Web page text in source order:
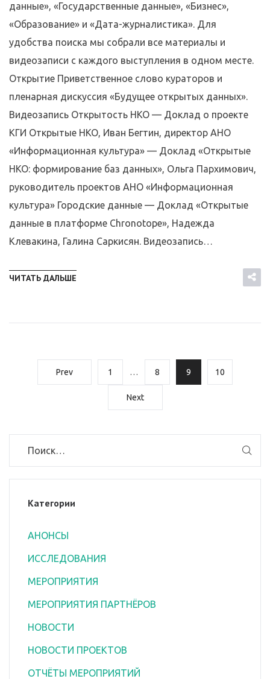
данные», «Государственные данные», «Бизнес»,
«Образование» и «Дата-журналистика». Для
удобства поиска мы собрали все материалы и
видеозаписи с каждого выступления в одном месте.
Открытие Приветственное слово кураторов и
пленарная дискуссия «Будущее открытых данных».
Видеозапись Открытость НКО — Доклад о проекте
КГИ Открытые НКО, Иван Бегтин, директор АНО
«Информационная культура» — Доклад «Открытые
НКО: формирование баз данных», Ольга Пархимович,
руководитель проектов АНО «Информационная
культура» Городские данные — Доклад «Открытые
данные в платформе Chronotope», Надежда
Клевакина, Галина Саркисян. Видеозапись…
ЧИТАТЬ ДАЛЬШЕ
Prev 1 … 8 9 10
Next
Категории
АНОНСЫ
ИССЛЕДОВАНИЯ
МЕРОПРИЯТИЯ
МЕРОПРИЯТИЯ ПАРТНЁРОВ
НОВОСТИ
НОВОСТИ ПРОЕКТОВ
ОТЧЁТЫ МЕРОПРИЯТИЙ